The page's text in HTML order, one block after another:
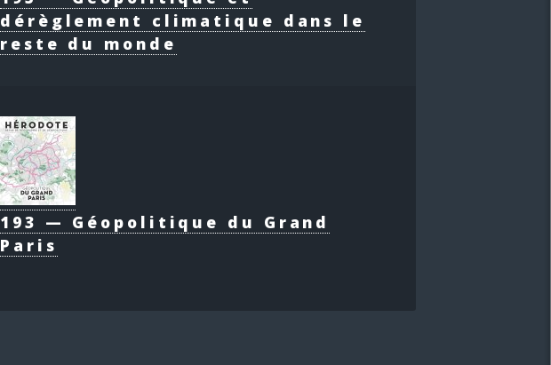
dérèglement climatique dans le
reste du monde
193 — Géopolitique du Grand
Paris